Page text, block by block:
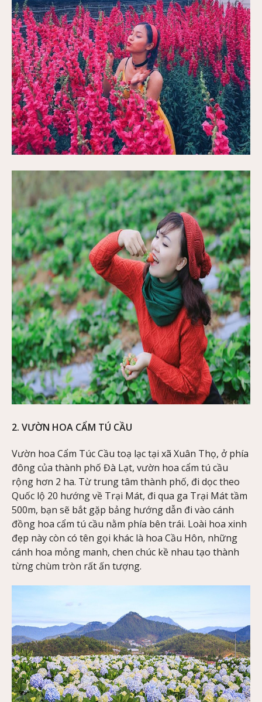
2. VƯỜN HOA CẨM TÚ CẦU
Vườn hoa Cẩm Túc Cầu toạ lạc tại xã Xuân Thọ, ở phía
đông của thành phố Đà Lạt, vườn hoa cẩm tú cầu
rộng hơn 2 ha. Từ trung tâm thành phố, đi dọc theo
Quốc lộ 20 hướng về Trại Mát, đi qua ga Trại Mát tầm
500m, bạn sẽ bắt gặp bảng hướng dẫn đi vào cánh
đồng hoa cẩm tú cầu nằm phía bên trái. Loài hoa xinh
đẹp này còn có tên gọi khác là hoa Cầu Hôn, những
cánh hoa mỏng manh, chen chúc kề nhau tạo thành
từng chùm tròn rất ấn tượng.